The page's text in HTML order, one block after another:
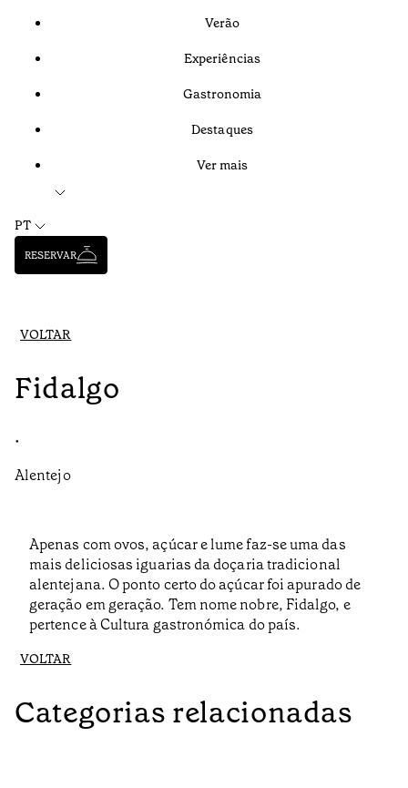
Verão
Experiências
Gastronomia
Destaques
Ver mais
PT
RESERVAR
VOLTAR
Fidalgo
•
Alentejo
Apenas com ovos, açúcar e lume faz-se uma das
mais deliciosas iguarias da doçaria tradicional
alentejana. O ponto certo do açúcar foi apurado de
geração em geração. Tem nome nobre, Fidalgo, e
pertence à Cultura gastronómica do país.
VOLTAR
Categorias relacionadas